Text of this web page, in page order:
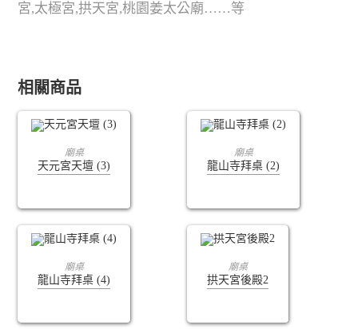
宮,太極宮,拱天宮,桃園姜太公廟……等
相關商品
查看內容
廟桌
天元宮天壇 (3)
查看內容
廟桌
龍山寺拜桌 (2)
查看內容
廟桌
龍山寺拜桌 (4)
查看內容
廟桌
拱天宮後殿2